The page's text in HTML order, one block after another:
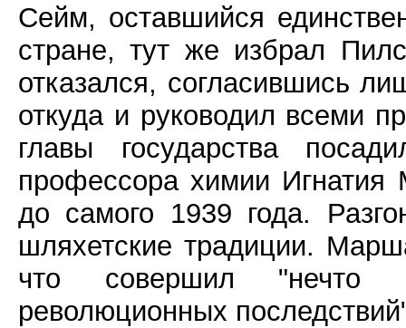
Сейм, оставшийся
стране, тут же избрал
отказался, согласившись
откуда и руководил всеми
главы государства
профессора химии Игнатия
до самого 1939 года.
шляхетские традиции.
что совершил "нечто
революционных